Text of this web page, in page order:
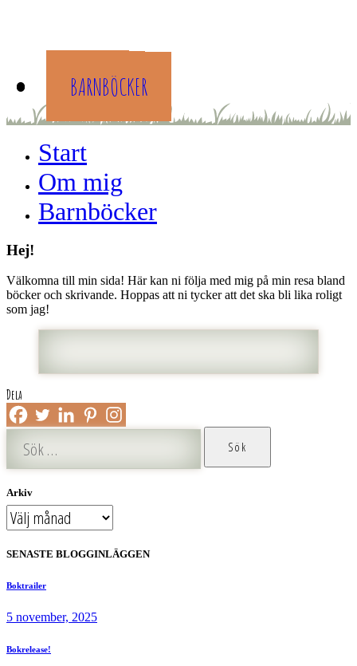
START
OM MIG
BARNBÖCKER
Start
Om mig
Barnböcker
Hej!
Välkomna till min sida! Här kan ni följa med mig på min resa bland
böcker och skrivande. Hoppas att ni tycker att det ska bli lika roligt
som jag!
Dela
Sök
efter:
Arkiv
Arkiv
SENASTE BLOGGINLÄGGEN
Boktrailer
5 november, 2025
Bokrelease!